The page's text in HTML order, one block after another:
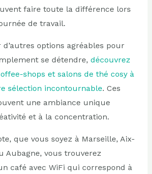
faire toute la différence lors
de travail.
options agréables pour
se détendre, découvrez
shops et salons de thé cosy à
sélection incontournable. Ces
une ambiance unique
et à la concentration.
que vous soyez à Marseille, Aix-
Aubagne, vous trouverez
café avec WiFi qui correspond à